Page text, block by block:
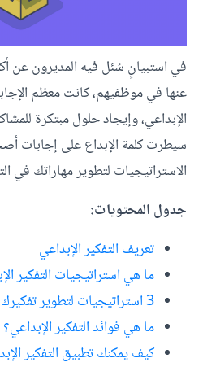
في استبيانٍ سُئل فيه المديرون عن
عنها في موظفيهم، كانت معظم
الإبداعي، وإيجاد حلول مبتكرة
سيطرت كلمة الإبداع على إجابات
الاستراتيجيات لتطوير مهاراتك في
جدول المحتويات:
تعريف التفكير الإبداعي
ما هي استراتيجيات التفكير
3 استراتيجيات لتطوير تفكيرك الإبداعي
ما هي فوائد التفكير الإبداعي؟
كيف يمكنك تطبيق التفكير